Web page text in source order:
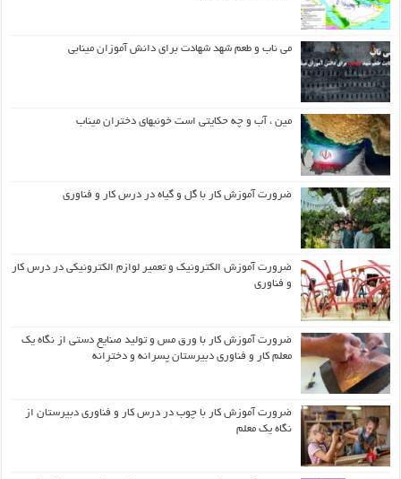
می ناب و طعم شهد شهادت برای دانش آموزان مینابی
مین ، آب و چه حکایتی است خونبهای دختران میناب
ضرورت آموزش کار با گل و گیاه در درس کار و فناوری
ضرورت آموزش الکترونیک و تعمیر لوازم الکترونیکی در درس کار
و فناوری
ضرورت آموزش کار با ورق مس و تولید صنایع دستی از نگاه یک
معلم کار و فناوری دبیرستان پسرانه و دخترانه
ضرورت آموزش کار با چوب در درس کار و فناوری دبیرستان از
نگاه یک معلم